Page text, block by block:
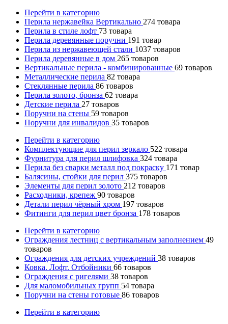
Перейти в категорию
Перила нержавейка Вертикально 274 товара
Перила в стиле лофт 73 товара
Перила деревянные поручни 191 товар
Перила из нержавеющей стали 1037 товаров
Перила деревянные в дом 265 товаров
Вертикальные перила - комбинированные 69 товаров
Металлические перила 82 товара
Стеклянные перила 86 товаров
Перила золото, бронза 62 товара
Детские перила 27 товаров
Поручни на стены 59 товаров
Поручни для инвалидов 35 товаров
Перейти в категорию
Комплектующие для перил зеркало 522 товара
Фурнитура для перил шлифовка 324 товара
Перила без сварки металл под покраску 171 товар
Балясины, стойки для перил 375 товаров
Элементы для перил золото 212 товаров
Расходники, крепеж 90 товаров
Детали перил чёрный хром 197 товаров
Фитинги для перил цвет бронза 178 товаров
Перейти в категорию
Ограждения лестниц с вертикальным заполнением 49
товаров
Ограждения для детских учреждений 38 товаров
Ковка. Лофт. Отбойники 66 товаров
Ограждения с ригелями 38 товаров
Для маломобильных групп 54 товара
Поручни на стены готовые 86 товаров
Перейти в категорию